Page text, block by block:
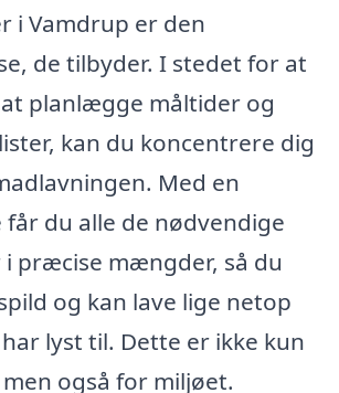
i Vamdrup er den
de tilbyder. I stedet for at
planlægge måltider og
kan du koncentrere dig
Med en
får du alle de nødvendige
præcise mængder, så du
og kan lave lige netop
lyst til. Dette er ikke kun
også for miljøet.